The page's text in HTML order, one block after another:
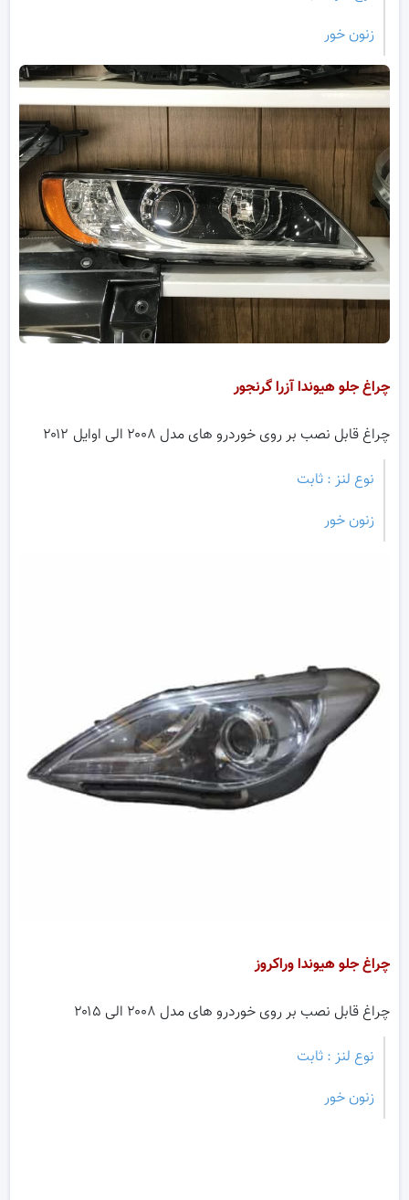
زنون خور
چراغ جلو هیوندا آزرا گرنجور
چراغ قابل نصب بر روی خوردرو های مدل ۲۰۰۸ الی اوایل ۲۰۱۲
نوع لنز : ثابت
زنون خور
چراغ جلو هیوندا وراکروز
چراغ قابل نصب بر روی خوردرو های مدل ۲۰۰۸ الی ۲۰۱۵
نوع لنز : ثابت
زنون خور